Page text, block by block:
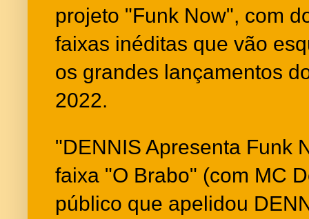
projeto "Funk Now", com
faixas inéditas que vão
os grandes lançamentos
2022.
"DENNIS Apresenta Funk
faixa "O Brabo" (com MC
público que apelidou